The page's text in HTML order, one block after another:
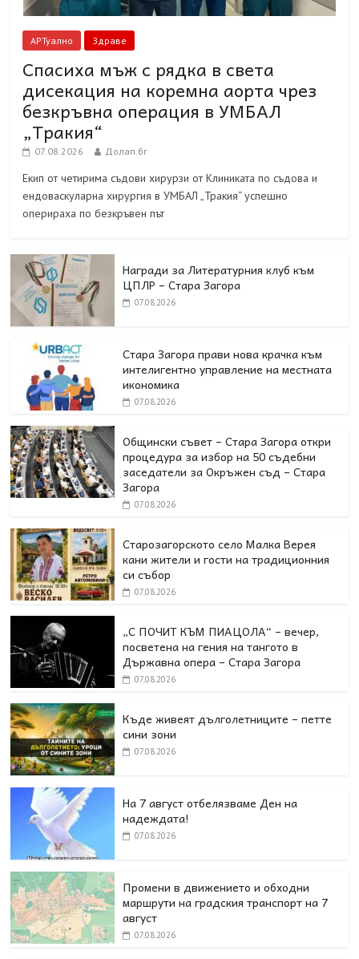
АРТуално Здраве
Спасиха мъж с рядка в света
дисекация на коремна аорта чрез
безкръвна операция в УМБАЛ
„Тракия“
07.08.2026 Долап.бг
Екип от четирима съдови хирурзи от Клиниката по съдова и
ендоваскуларна хирургия в УМБАЛ „Тракия“ успешно
оперираха по безкръвен път
Награди за Литературния клуб към
ЦПЛР – Стара Загора
07.08.2026
Стара Загора прави нова крачка към
интелигентно управление на местната
икономика
07.08.2026
Общински съвет – Стара Загора откри
процедура за избор на 50 съдебни
заседатели за Окръжен съд – Стара
Загора
07.08.2026
Старозагорското село Малка Верея
кани жители и гости на традиционния
си събор
07.08.2026
„С ПОЧИТ КЪМ ПИАЦОЛА“ – вечер,
посветена на гения на тангото в
Държавна опера – Стара Загора
07.08.2026
Къде живеят дълголетниците – петте
сини зони
07.08.2026
На 7 август отбелязваме Ден на
надеждата!
07.08.2026
Промени в движението и обходни
маршрути на градския транспорт на 7
август
07.08.2026